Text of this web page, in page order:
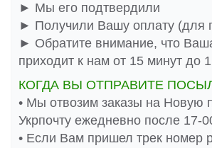
► Мы его подтвердили
► Получили Вашу оплату (для
► Обратите внимание, что
приходит к нам от 15 минут до
КОГДА ВЫ ОТПРАВИТЕ
• Мы отвозим заказы на Новую
Укрпочту ежедневно после 17-
• Если Вам пришел трек номер